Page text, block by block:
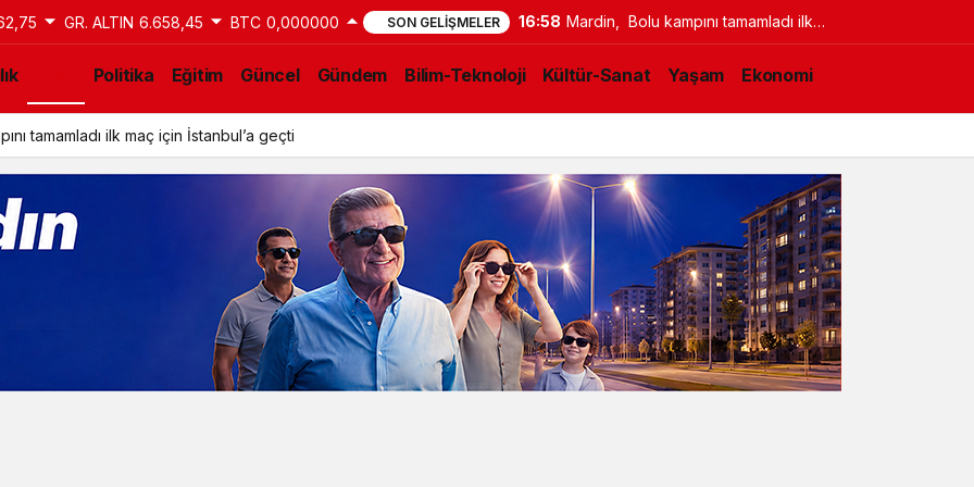
GR. ALTIN 6.658,45 BTC 0,000000 SON GELIŞMELER 16:58 Mardin, Bolu kampını tamamladı ilk
maç için İstanbul’a geçti
Politika Eğitim Güncel Gündem Bilim-Teknoloji Kültür-Sanat Yaşam Ekonomi
tamamladı ilk maç için İstanbul’a geçti